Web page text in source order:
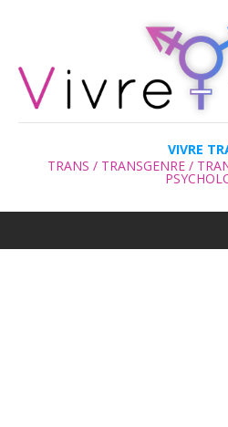
VIVRE
TRANS / TRANSGENRE /